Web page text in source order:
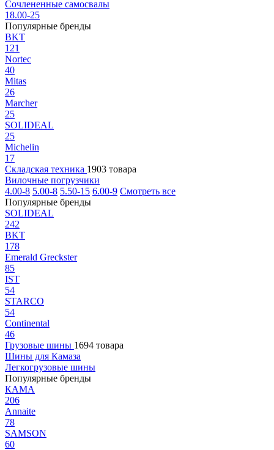
Сочлененные самосвалы
18.00-25
Популярные бренды
BKT
121
Nortec
40
Mitas
26
Marcher
25
SOLIDEAL
25
Michelin
17
Складская техника 1903 товара
Вилочные погрузчики
4.00-8 5.00-8 5.50-15 6.00-9 Смотреть все
Популярные бренды
SOLIDEAL
242
BKT
178
Emerald Greckster
85
IST
54
STARCO
54
Continental
46
Грузовые шины 1694 товара
Шины для Камаза
Легкогрузовые шины
Популярные бренды
КАМА
206
Annaite
78
SAMSON
60